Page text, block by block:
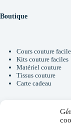
Boutique
Cours couture facile
Kits couture faciles
Matériel couture
Tissus couture
Carte cadeau